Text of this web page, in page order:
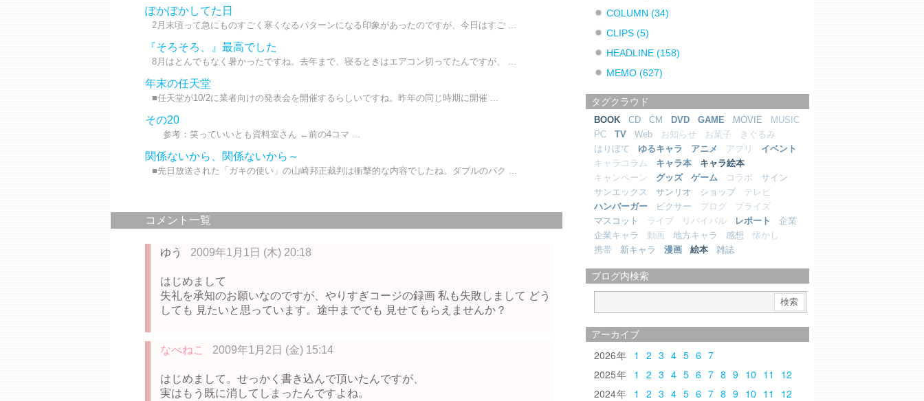
ぽかぽかしてた日
2月末頃って急にものすごく寒くなるパターンになる印象があったのですが、今日はすご ...
『そろそろ、』最高でした
8月はとんでもなく暑かったですね。去年まで、寝るときはエアコン切ってたんですが、 ...
年末の任天堂
■任天堂が10/2に業者向けの発表会を開催するらしいですね。昨年の同じ時期に開催 ...
その20
参考：笑っていいとも資料室さん ←前の4コマ ...
関係ないから、関係ないから～
■先日放送された「ガキの使い」の山崎邦正裁判は衝撃的な内容でしたね。ダブルのパク ...
コメント一覧
ゆう 2009年1月1日 (木) 20:18
はじめまして
失礼を承知のお願いなのですが、やりすぎコージの録画 私も失敗しまして どう
しても 見たいと思っています。途中まででも 見せてもらえませんか？
なべねこ 2009年1月2日 (金) 15:14
はじめまして。せっかく書き込んで頂いたんですが、
実はもう既に消してしまったんですよね。
COLUMN(34)
CLIPS(5)
HEADLINE(158)
MEMO(627)
タグクラウド
BOOK CD CM DVD GAME MOVIE
MUSIC
PC
TV Web お知らせ お菓子
きぐるみ
はりぼて
ゆるキャラ アニメ アプリ
イベント
キャラコラム
キャラ本
キャラ絵本
キャンペーン
グッズ ゲーム コラボ
サイン
サンエックス
サンリオ ショップ
テレビ
ハンバーガー
ピクサー ブログ
プライズ
マスコット
ライブ リバイバル レポート
企業
企業キャラ
動画 地方キャラ 感想
懐かし
携帯
新キャラ 漫画 絵本 雑誌
ブログ内検索
アーカイブ
2026 1 2 3 4 5 6 7
2025
1 2 3 4 5 6 7 8 9 10 11
12
2024
1 2 3 4 5 6 7 8 9 10 11
12